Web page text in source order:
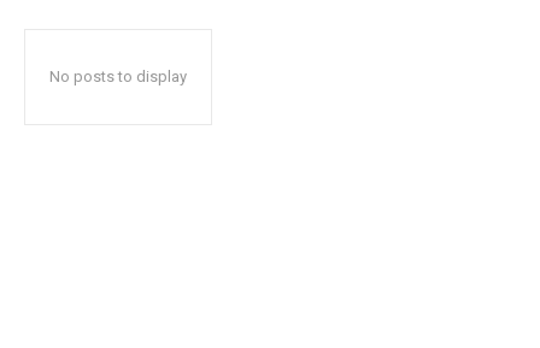
No posts to display